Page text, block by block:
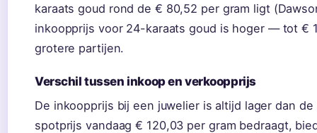
karaats goud rond de € 80,52 per gram ligt
inkoopprijs voor 24-karaats goud is hoger — tot €
grotere partijen.
Verschil tussen inkoop en verkoopprijs
De inkoopprijs bij een juwelier is altijd lager dan de
spotprijs vandaag € 120,03 per gram bedraagt,